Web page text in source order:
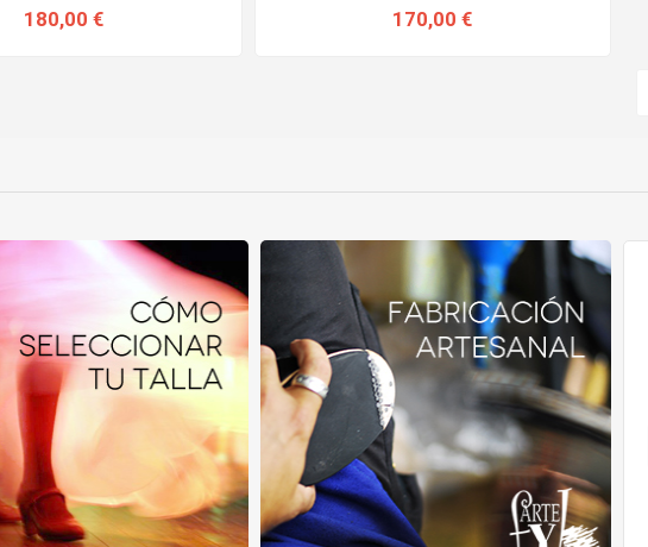
180,00 € 170,00 €